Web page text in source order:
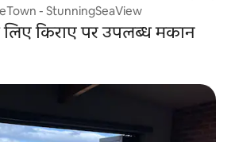
- StunningSeaView
किराए पर उपलब्ध मकान